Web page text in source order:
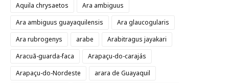
Aquila chrysaetos
Ara ambiguus
Ara ambiguus guayaquilensis
Ara glaucogularis
Ara rubrogenys
arabe
Arabitragus jayakari
Aracuã-guarda-faca
Arapaçu-do-carajás
Arapaçu-do-Nordeste
arara de Guayaquil